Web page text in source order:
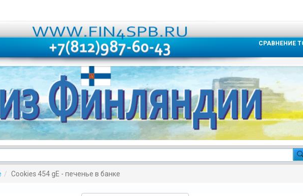
СРАВНЕНИЕ
Cookies 454 gE - печенье в банке